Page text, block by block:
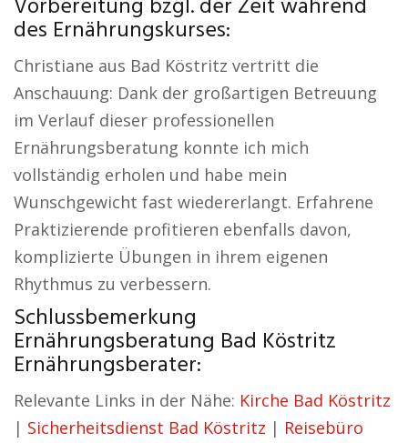
Vorbereitung bzgl. der Zeit während
des Ernährungskurses:
Christiane aus Bad Köstritz vertritt die
Anschauung: Dank der großartigen Betreuung
im Verlauf dieser professionellen
Ernährungsberatung konnte ich mich
vollständig erholen und habe mein
Wunschgewicht fast wiedererlangt. Erfahrene
Praktizierende profitieren ebenfalls davon,
komplizierte Übungen in ihrem eigenen
Rhythmus zu verbessern.
Schlussbemerkung
Ernährungsberatung Bad Köstritz
Ernährungsberater:
Relevante Links in der Nähe: Kirche Bad Köstritz
| Sicherheitsdienst Bad Köstritz | Reisebüro